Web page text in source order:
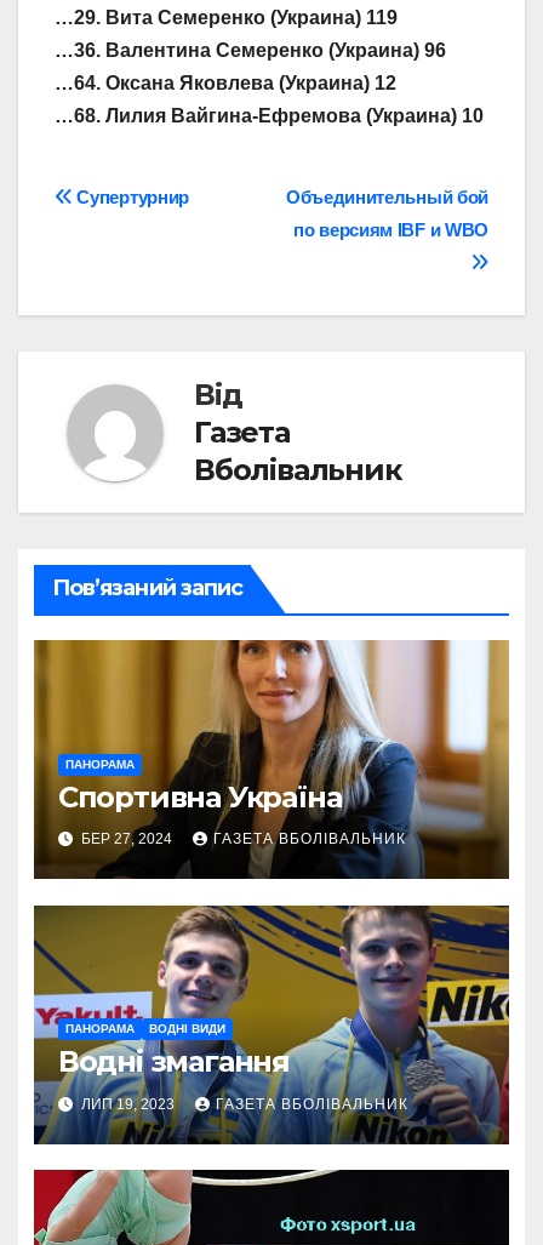
…29. Вита Семеренко (Украина) 119
…36. Валентина Семеренко (Украина) 96
…64. Оксана Яковлева (Украина) 12
…68. Лилия Вайгина-Ефремова (Украина) 10
Навігація
Объединительный бой
по версиям IBF и WBO
Супертурнир
Від
Газета
Вболівальник
Пов’язаний запис
ПАНОРАМА
Спортивна Україна
БЕР 27, 2024 ГАЗЕТА ВБОЛІВАЛЬНИК
ПАНОРАМА ВОДНІ ВИДИ
Водні змагання
ЛИП 19, 2023 ГАЗЕТА ВБОЛІВАЛЬНИК